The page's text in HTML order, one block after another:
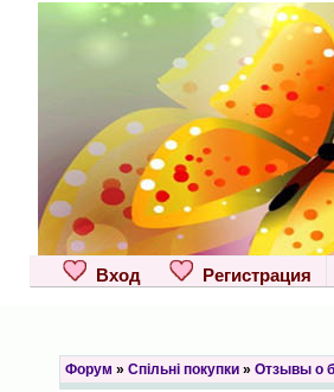
Вход Регистрация
Форум » Спільні покупки» Отзывы о